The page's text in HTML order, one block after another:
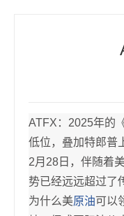
ATFX：2025年的
低位，叠加特郎普
2月28日，伴随着
势已经远远超过了
为什么美原油可以